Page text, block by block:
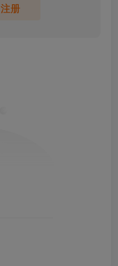
注册